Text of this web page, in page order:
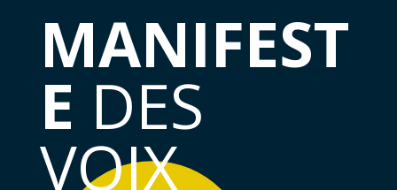
MANIFEST
E DES
VOIX